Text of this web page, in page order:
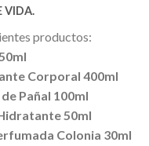
VIDA.
productos:
Corporal 400ml
Pañal 100ml
50ml
Colonia 30ml